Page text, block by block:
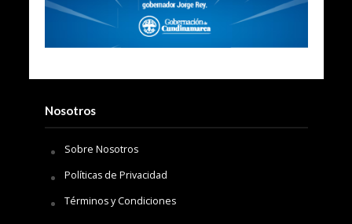
Nosotros
Sobre Nosotros
Políticas de Privacidad
Términos y Condiciones